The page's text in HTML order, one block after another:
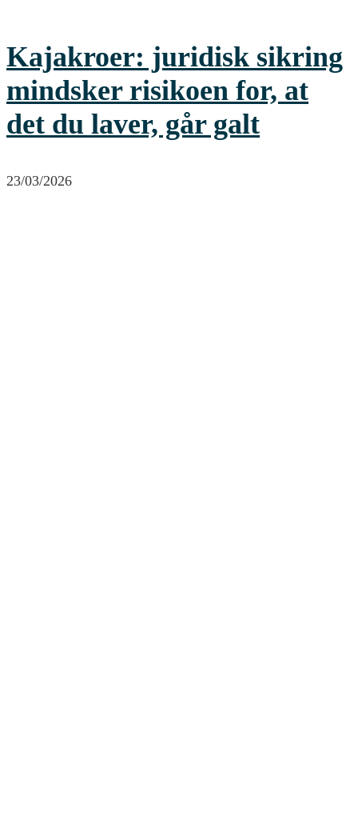
Kajakroer: juridisk sikring
mindsker risikoen for, at
det du laver, går galt
23/03/2026